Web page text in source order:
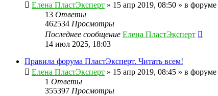
Елена ПластЭксперт » 15 апр 2019, 08:50 » в форуме
13 Ответы
462534 Просмотры
Последнее сообщение Елена ПластЭксперт
14 июл 2025, 18:03
Правила форума ПластЭксперт. Читать всем!
Елена ПластЭксперт » 15 апр 2019, 08:45 » в форуме
1 Ответы
355397 Просмотры